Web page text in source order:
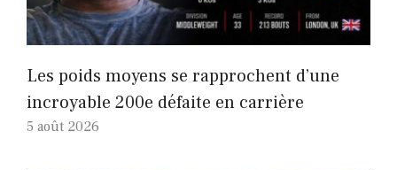
Les poids moyens se rapprochent d’une
incroyable 200e défaite en carrière
5 août 2026